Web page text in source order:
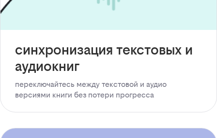
синхронизация текстовых и
аудиокниг
переключайтесь между текстовой и аудио
версиями книги без потери прогресса